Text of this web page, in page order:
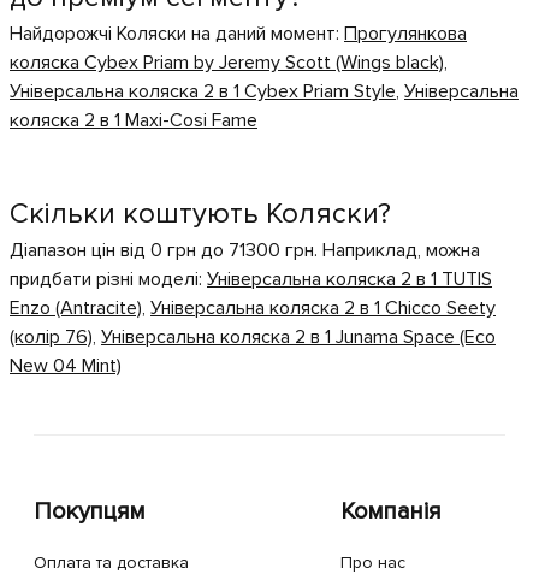
Найдорожчі Коляски на даний момент: Прогулянкова
коляска Cybex Priam by Jeremy Scott (Wings black),
Універсальна коляска 2 в 1 Cybex Priam Style, Універсальна
коляска 2 в 1 Maxi-Cosi Fame
Скільки коштують Коляски?
Діапазон цін від 0 грн до 71300 грн. Наприклад, можна
придбати різні моделі: Універсальна коляска 2 в 1 TUTIS
Enzo (Antracite), Універсальна коляска 2 в 1 Chicco Seety
(колір 76), Універсальна коляска 2 в 1 Junama Space (Eco
New 04 Mint)
Покупцям
Оплата та доставка
Компанія
Про нас